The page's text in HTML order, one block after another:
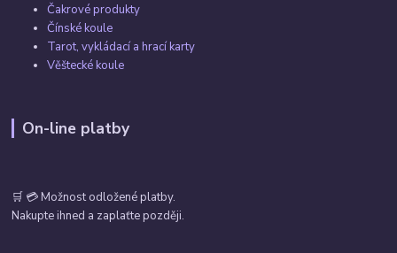
Čakrové produkty
Čínské koule
Tarot, vykládací a hrací karty
Věštecké koule
On-line platby
🛒 💳 Možnost odložené platby.
Nakupte ihned a zaplaťte později.